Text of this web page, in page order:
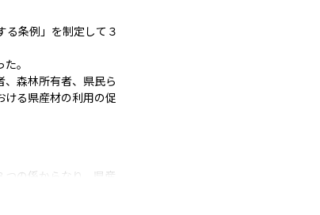
条例」を制定して３
。
森林所有者、県民ら
る県産材の利用の促
の係からなり、県産